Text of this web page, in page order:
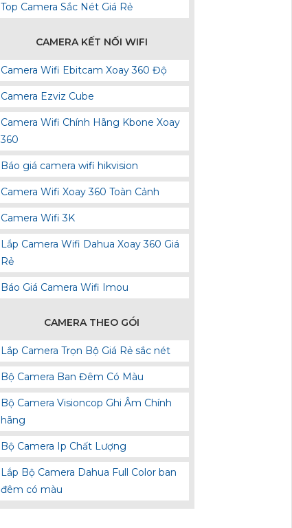
Top Camera Sắc Nét Giá Rẻ
CAMERA KẾT NỐI WIFI
Camera Wifi Ebitcam Xoay 360 Độ
Camera Ezviz Cube
Camera Wifi Chính Hãng Kbone Xoay
360
Báo giá camera wifi hikvision
Camera Wifi Xoay 360 Toàn Cảnh
Camera Wifi 3K
Lắp Camera Wifi Dahua Xoay 360 Giá
Rẻ
Báo Giá Camera Wifi Imou
CAMERA THEO GÓI
Lắp Camera Trọn Bộ Giá Rẻ sắc nét
Bộ Camera Ban Đêm Có Màu
Bộ Camera Visioncop Ghi Âm Chính
hãng
Bộ Camera Ip Chất Lượng
Lắp Bộ Camera Dahua Full Color ban
đêm có màu